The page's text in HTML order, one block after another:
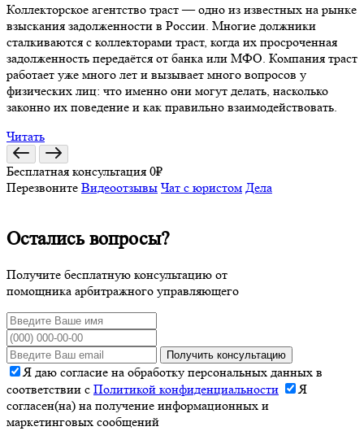
Коллекторское агентство траст — одно из известных на рынке
взыскания задолженности в России. Многие должники
сталкиваются с коллекторами траст, когда их просроченная
задолженность передаётся от банка или МФО. Компания траст
работает уже много лет и вызывает много вопросов у
физических лиц: что именно они могут делать, насколько
законно их поведение и как правильно взаимодействовать.
Читать
Бесплатная консультация 0₽
Перезвоните Видеоотзывы Чат с юристом Дела
Остались вопросы?
Получите бесплатную консультацию от
помощника арбитражного управляющего
Получить консультацию
Я даю согласие на обработку персональных данных в
соответствии с Политикой конфиденциальности
Я
согласен(на) на получение информационных и
маркетинговых сообщений